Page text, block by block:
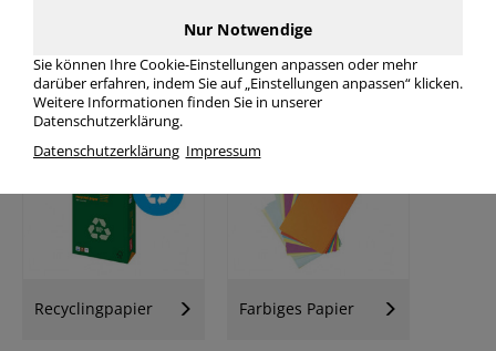
Kopierpapier
Kopierpapier
Palette
Recyclingpapier Farbiges Papier
Nur Notwendige
Sie können Ihre Cookie-Einstellungen anpassen oder mehr
darüber erfahren, indem Sie auf „Einstellungen anpassen“ klicken.
Weitere Informationen finden Sie in unserer
Datenschutzerklärung.
Datenschutzerklärung Impressum